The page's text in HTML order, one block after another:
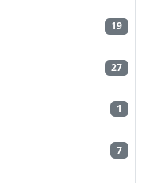
19
27
1
7